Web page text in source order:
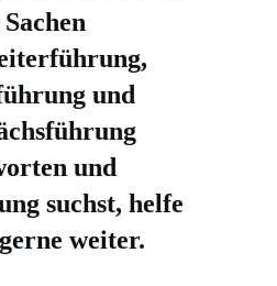
und
und
suchst, helfe
weiter.